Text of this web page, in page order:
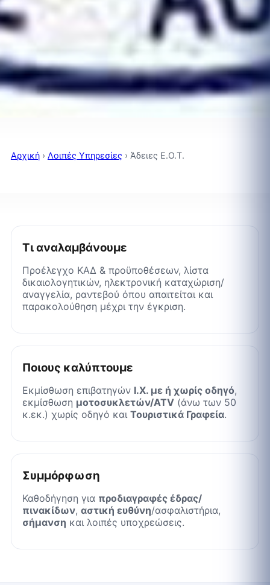
Αρχική› Λοιπές Υπηρεσίες › Άδειες Ε.Ο.Τ.
Τι αναλαμβάνουμε
Προέλεγχο ΚΑΔ & προϋποθέσεων, λίστα
δικαιολογητικών, ηλεκτρονική καταχώριση/
αναγγελία, ραντεβού όπου απαιτείται και
παρακολούθηση μέχρι την έγκριση.
Ποιους καλύπτουμε
Εκμίσθωση επιβατηγών Ι.Χ. με ή χωρίς οδηγό,
εκμίσθωση μοτοσυκλετών/ATV(άνω των 50
κ.εκ.) χωρίς οδηγό και Τουριστικά Γραφεία.
Συμμόρφωση
Καθοδήγηση για προδιαγραφές έδρας/
πινακίδων, αστική ευθύνη/ασφαλιστήρια,
σήμανση και λοιπές υποχρεώσεις.